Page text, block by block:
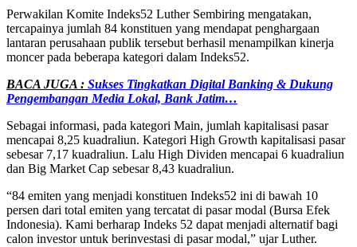
Perwakilan Komite Indeks52 Luther Sembiring mengatakan,
tercapainya jumlah 84 konstituen yang mendapat penghargaan
lantaran perusahaan publik tersebut berhasil menampilkan kinerja
moncer pada beberapa kategori dalam Indeks52.
BACA JUGA : Sukses Tingkatkan Digital Banking & Dukung
Pengembangan Media Lokal, Bank Jatim…
Sebagai informasi, pada kategori Main, jumlah kapitalisasi pasar
mencapai 8,25 kuadraliun. Kategori High Growth kapitalisasi pasar
sebesar 7,17 kuadraliun. Lalu High Dividen mencapai 6 kuadraliun
dan Big Market Cap sebesar 8,43 kuadraliun.
“84 emiten yang menjadi konstituen Indeks52 ini di bawah 10
persen dari total emiten yang tercatat di pasar modal (Bursa Efek
Indonesia). Kami berharap Indeks 52 dapat menjadi alternatif bagi
calon investor untuk berinvestasi di pasar modal,” ujar Luther.